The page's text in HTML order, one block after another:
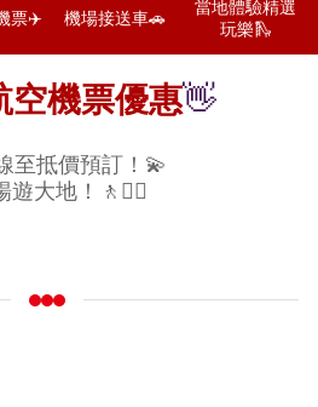
票✈️ 機場接送車🚗
當地體驗精選
玩樂🛝
空機票優惠👋
至抵價預訂！💫
遊大地！🚶🚶‍♀️